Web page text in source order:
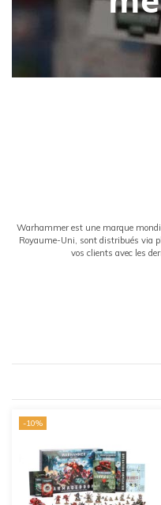
Warhammer est une marque
Royaume-Uni, sont distribués via
vos clients avec les
-10%